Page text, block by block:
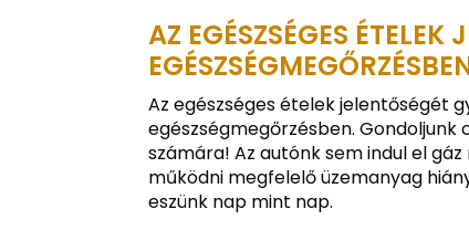
AZ EGÉSZSÉGES ÉTELEK
Az egészséges ételek jelentőségét
egészségmegőrzésben.
számára! Az autónk sem indul el
működni megfelelő üzemanyag
eszünk nap mint nap.